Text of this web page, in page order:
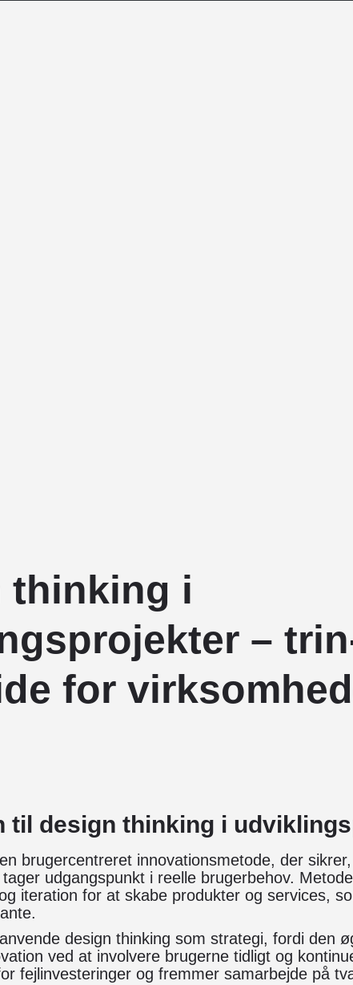
thinking i
–
for
til design thinking i
brugercentreret innovationsmetode, der
udgangspunkt i reelle brugerbehov.
iteration for at skabe produkter og services,
design thinking som strategi, fordi den
ved at involvere brugerne tidligt og
fejlinvesteringer og fremmer samarbejde på